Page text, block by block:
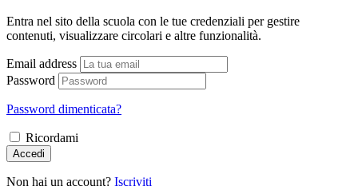
Entra nel sito della scuola con le tue credenziali per gestire
contenuti, visualizzare circolari e altre funzionalità.
Email address
Password
Password dimenticata?
Ricordami
Accedi
Non hai un account? Iscriviti